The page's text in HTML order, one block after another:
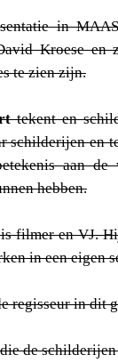
in
Kroese en
te zien zijn.
tekent en
schilderijen en
aan de
hebben.
filmer en VJ.
in een eigen
regisseur in dit
de